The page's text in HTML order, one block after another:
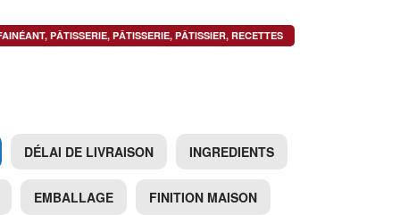
, PÂTISSERIE, PÂTISSERIE, PÂTISSIER, RECETTES
DÉLAI DE LIVRAISON INGREDIENTS
EMBALLAGE FINITION MAISON